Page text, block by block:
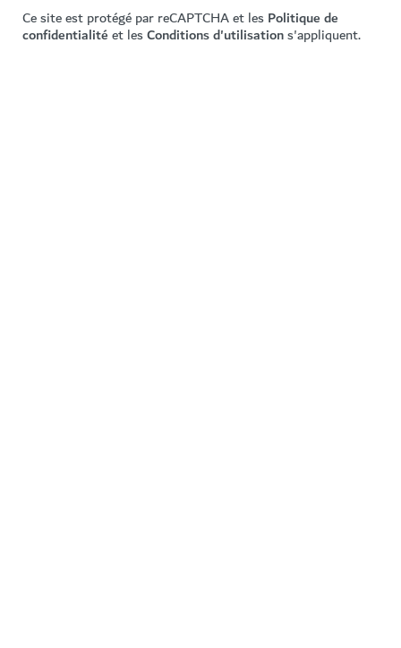
Ce site est protégé par reCAPTCHA et lesPolitique de
confidentialitéet lesConditions d'utilisations'appliquent.